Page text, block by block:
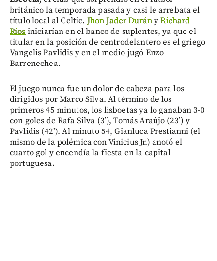
británico la temporada pasada y casi le arrebata el
título local al Celtic. Jhon Jader DurányRichard
Ríos iniciarían en el banco de suplentes, ya que el
titular en la posición de centrodelantero es el griego
Vangelis Pavlidis y en el medio jugó Enzo
Barrenechea.
El juego nunca fue un dolor de cabeza para los
dirigidos por Marco Silva. Al término de los
primeros 45 minutos, los lisboetas ya lo ganaban 3-0
con goles de Rafa Silva (3’), Tomás Araújo (23’) y
Pavlidis (42’). Al minuto 54, Gianluca Prestianni (el
mismo de la polémica con Vinicius Jr.) anotó el
cuarto gol y encendía la fiesta en la capital
portuguesa.